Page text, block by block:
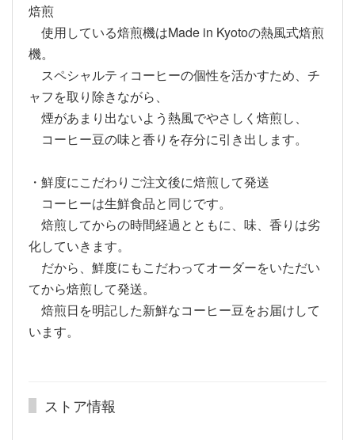
焙煎
使用している焙煎機はMade in Kyotoの熱風式焙煎
機。
スペシャルティコーヒーの個性を活かすため、チ
ャフを取り除きながら、
煙があまり出ないよう熱風でやさしく焙煎し、
コーヒー豆の味と香りを存分に引き出します。
・鮮度にこだわりご注文後に焙煎して発送
コーヒーは生鮮食品と同じです。
焙煎してからの時間経過とともに、味、香りは劣
化していきます。
だから、鮮度にもこだわってオーダーをいただい
てから焙煎して発送。
焙煎日を明記した新鮮なコーヒー豆をお届けして
います。
ストア情報